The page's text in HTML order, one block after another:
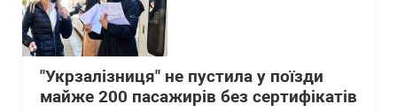
"Укрзалізниця" не пустила у поїзди
майже 200 пасажирів без сертифікатів